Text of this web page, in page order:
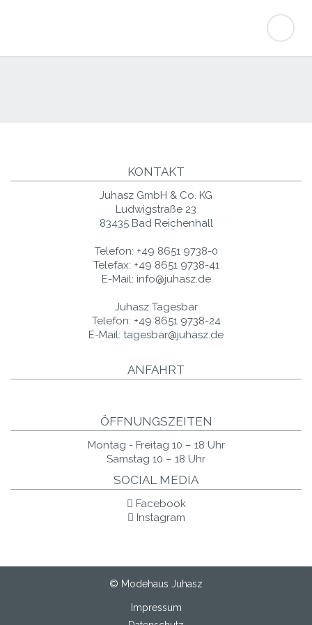
KONTAKT
Juhasz GmbH & Co. KG
Ludwigstraße 23
83435 Bad Reichenhall
Telefon: +49 8651 9738-0
Telefax: +49 8651 9738-41
E-Mail: info@juhasz.de
Juhasz Tagesbar
Telefon: +49 8651 9738-24
E-Mail: tagesbar@juhasz.de
ANFAHRT
ÖFFNUNGSZEITEN
Montag - Freitag 10 – 18 Uhr
Samstag 10 – 18 Uhr
SOCIAL MEDIA
Facebook
Instagram
© Modehaus Juhasz
Impressum